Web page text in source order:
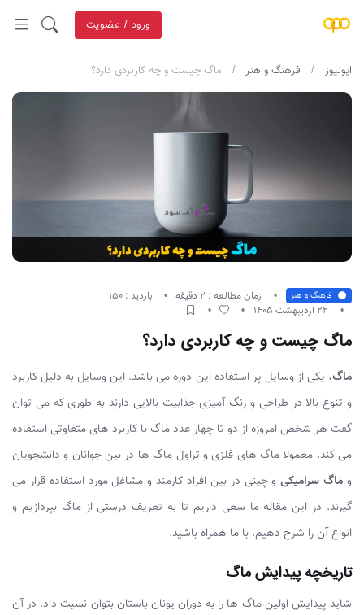
ورود / عضویت
اپونیوز فرهنگ و هنر ماگ چیست و چه کاربردی دارد؟
فرهنگ و هنر زمان مطالعه : 2 دقیقه
بازدید : 150
ماگ چیست و چه کاربردی دارد؟
ماگ، یکی از وسایل پر استفاده این دوره می باشد. این وسایل به دلیل کاربرد
و تنوع بالا در طراحی و رنگ آمیزی جذابیت بالایی دارند به طوری که می توان
گفت هر شخص امروزه از دو تا چهار عدد ماگ با کاربرد های متفاوتی استفاده
می کند. معمولا ماگ های فلزی و تراول ماگ ها در بین جوانان و دانشجویان
و ماگ سرامیکیو چینی در بین افراد کارمند و مشاغل مورد استفاده قرار می
گیرند. در این مقاله ما سعی داریم تا به تعریف درستی از ماگ بپردازیم و
انواع آن را شرح دهیم. با ما همراه باشید.
تاریخچه پیدایش ماگ
شاید پیدایش اولین ماگ ها را به دوران یونان باستان بتوان نسبت داد. در آن